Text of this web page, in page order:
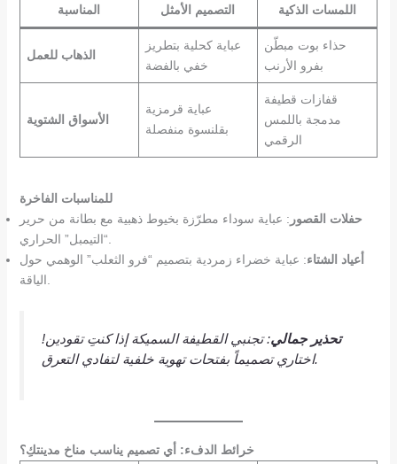
المناسبة
التصميم الأمثل اللمسات الذكية
الذهاب للعمل
عباية كحلية بتطريز
خفي بالفضة
حذاء بوت مبطّن
بفرو الأرنب
الأسواق الشتوية
عباية قرمزية
بقلنسوة منفصلة
قفازات قطيفة
مدمجة باللمس
الرقمي
للمناسبات الفاخرة
حفلات القصور : عباية سوداء مطرّزة بخيوط ذهبية مع بطانة من حرير
أعياد الشتاء: عباية خضراء زمردية بتصميم “فرو الثعلب” الوهمي حول
تحذير جمالي: تجنبي القطيفة السميكة إذا كنتِ تقودين!
اختاري تصميماً بفتحات تهوية خلفية لتفادي التعرق.
خرائط الدفء: أي تصميم يناسب مناخ مدينتكِ؟